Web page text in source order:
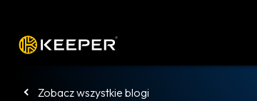
Zobacz wszystkie blogi